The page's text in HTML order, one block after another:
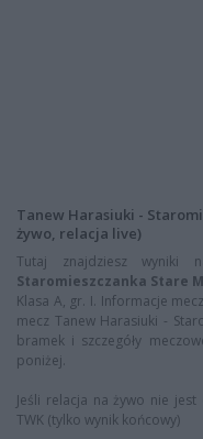
Tanew Harasiuki -
żywo, relacja live)
Tutaj znajdziesz wyniki
Staromieszczanka Stare
Klasa A, gr. I. Informacje
mecz Tanew Harasiuki -
bramek i szczegóły
poniżej.
Jeśli relacja na żywo nie
TWK (tylko wynik końcowy)